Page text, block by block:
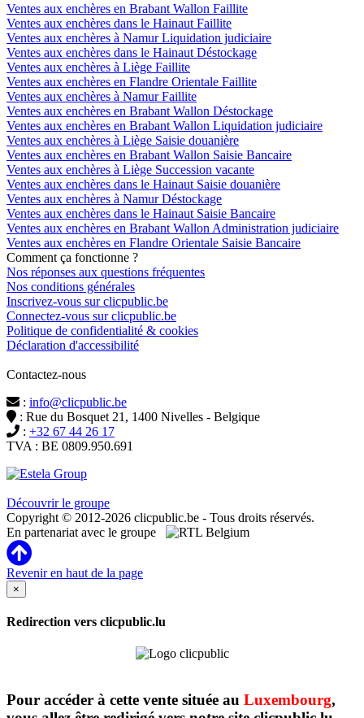
Ventes aux enchères en Brabant Wallon Faillite
Ventes aux enchères dans le Hainaut Faillite
Ventes aux enchères à Namur Liquidation judiciaire
Ventes aux enchères dans le Hainaut Déstockage
Ventes aux enchères à Liège Faillite
Ventes aux enchères en Flandre Orientale Faillite
Ventes aux enchères à Namur Faillite
Ventes aux enchères en Brabant Wallon Déstockage
Ventes aux enchères en Brabant Wallon Liquidation judiciaire
Ventes aux enchères à Liège Saisie douanière
Ventes aux enchères en Brabant Wallon Saisie Bancaire
Ventes aux enchères à Liège Succession vacante
Ventes aux enchères dans le Hainaut Saisie douanière
Ventes aux enchères à Namur Déstockage
Ventes aux enchères dans le Hainaut Saisie Bancaire
Ventes aux enchères en Brabant Wallon Administration judiciaire
Ventes aux enchères en Flandre Orientale Saisie Bancaire
Comment ça fonctionne ?
Nos réponses aux questions fréquentes
Nos conditions générales
Inscrivez-vous sur clicpublic.be
Connectez-vous sur clicpublic.be
Politique de confidentialité & cookies
Déclaration d'accessibilité
Contactez-nous
: info@clicpublic.be
: Rue du Bosquet 21, 1400 Nivelles - Belgique
: +32 67 44 26 17
TVA : BE 0809.950.691
Découvrir le groupe
Copyright © 2012-2026 clicpublic.be - Tous droits réservés.
En partenariat avec le groupe
Revenir en haut de la page
×
Redirection vers clicpublic.lu
Pour accéder à cette vente située au Luxembourg,